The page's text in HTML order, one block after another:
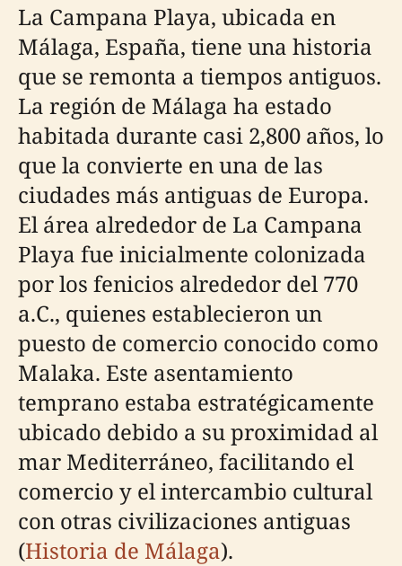
La Campana Playa, ubicada en
Málaga, España, tiene una historia
que se remonta a tiempos antiguos.
La región de Málaga ha estado
habitada durante casi 2,800 años, lo
que la convierte en una de las
ciudades más antiguas de Europa.
El área alrededor de La Campana
Playa fue inicialmente colonizada
por los fenicios alrededor del 770
a.C., quienes establecieron un
puesto de comercio conocido como
Malaka. Este asentamiento
temprano estaba estratégicamente
ubicado debido a su proximidad al
mar Mediterráneo, facilitando el
comercio y el intercambio cultural
con otras civilizaciones antiguas
(Historia de Málaga).